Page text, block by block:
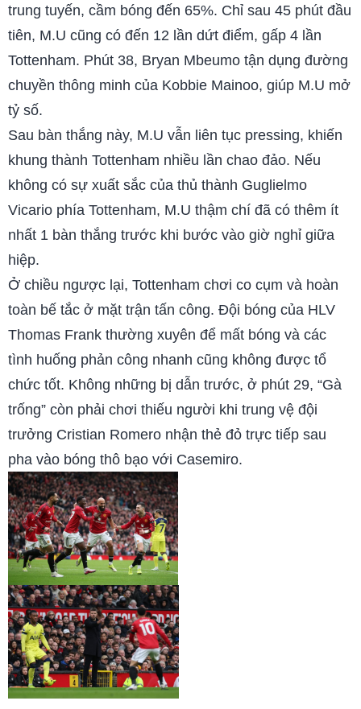
trung tuyến, cầm bóng đến 65%. Chỉ sau 45 phút đầu
tiên, M.U cũng có đến 12 lần dứt điểm, gấp 4 lần
Tottenham. Phút 38, Bryan Mbeumo tận dụng đường
chuyền thông minh của Kobbie Mainoo, giúp M.U mở
tỷ số.
Sau bàn thắng này, M.U vẫn liên tục pressing, khiến
khung thành Tottenham nhiều lần chao đảo. Nếu
không có sự xuất sắc của thủ thành Guglielmo
Vicario phía Tottenham, M.U thậm chí đã có thêm ít
nhất 1 bàn thắng trước khi bước vào giờ nghỉ giữa
hiệp.
Ở chiều ngược lại, Tottenham chơi co cụm và hoàn
toàn bế tắc ở mặt trận tấn công. Đội bóng của HLV
Thomas Frank thường xuyên để mất bóng và các
tình huống phản công nhanh cũng không được tổ
chức tốt. Không những bị dẫn trước, ở phút 29, “Gà
trống” còn phải chơi thiếu người khi trung vệ đội
trưởng Cristian Romero nhận thẻ đỏ trực tiếp sau
pha vào bóng thô bạo với Casemiro.